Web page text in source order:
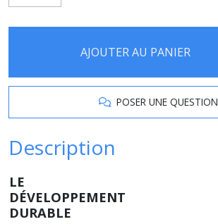
AJOUTER AU PANIER
POSER UNE QUESTION
Description
LE
DÉVELOPPEMENT
DURABLE